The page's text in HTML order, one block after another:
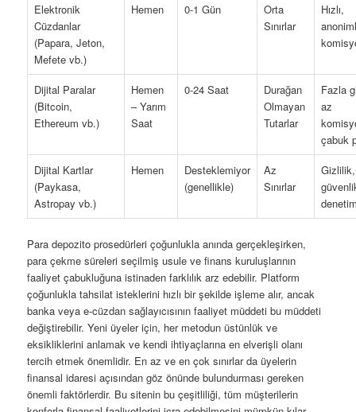
Elektronik
Cüzdanlar
(Papara, Jeton,
Mefete vb.)
Hemen 0-1 Gün
Orta
Sınırlar
Hızlı,
Dijital Paralar
(Bitcoin,
Ethereum vb.)
Hemen
– Yarım
Saat
0-24 Saat
Durağan
Olmayan
Tutarlar
Fazla
az
çabuk
Dijital Kartlar
(Paykasa,
Astropay vb.)
Hemen
Desteklemiyor
(genellikle)
Az
Sınırlar
Gizlilik,
Para depozito prosedürleri çoğunlukla anında gerçekleşirken,
para çekme süreleri seçilmiş usule ve finans kuruluşlarının
faaliyet çabukluğuna istinaden farklılık arz edebilir. Platform
çoğunlukla tahsilat isteklerini hızlı bir şekilde işleme alır, ancak
banka veya e-cüzdan sağlayıcısının faaliyet müddeti bu müddeti
değiştirebilir. Yeni üyeler için, her metodun üstünlük ve
eksikliklerini anlamak ve kendi ihtiyaçlarına en elverişli olanı
tercih etmek önemlidir. En az ve en çok sınırlar da üyelerin
finansal idaresi açısından göz önünde bulundurması gereken
önemli faktörlerdir. Bu sitenin bu çeşitliliği, tüm müşterilerin